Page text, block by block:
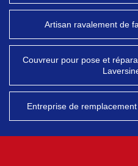
Artisan ravalement de
Couvreur pour pose et
Entreprise de